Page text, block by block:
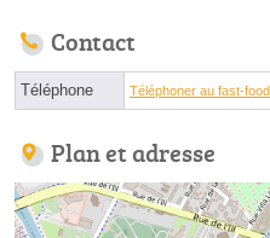
Contact
Téléphone Téléphoner au fast-food
Plan et adresse